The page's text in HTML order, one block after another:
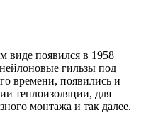
виде появился в 1958
гильзы под
времени, появились и
теплоизоляции, для
монтажа и так далее.